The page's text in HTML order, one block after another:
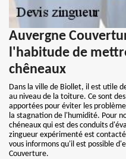
Auvergne
l'habitude de
chêneaux
Dans la ville de Biollet, il est utile
au niveau de la toiture. Ce sont
apportées pour éviter les
la stagnation de l'humidité. Pour
chéneaux qui est des conduits
zingueur expérimenté est
vous informons qu'il est possible
Couverture.